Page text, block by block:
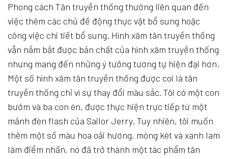
Phong cách Tân truyền thống thường liên quan đến
việc thêm các chủ đề động thực vật bổ sung hoặc
công việc chi tiết bổ sung. Hình xăm tân truyền thống
vẫn nắm bắt được bản chất của hình xăm truyền thống
nhưng mang đến những ý tưởng tương tự hiện đại hơn.
Một số hình xăm tân truyền thống được coi là tân
truyền thống chỉ vì sự thay đổi màu sắc. Tôi có một con
bướm và ba con én, được thực hiện trực tiếp từ một
mảnh đèn flash của Sailor Jerry. Tuy nhiên, tôi muốn
thêm một số màu hoa oải hương, mòng két và xanh lam
làm điểm nhấn, nó đã trở thành một tác phẩm tân